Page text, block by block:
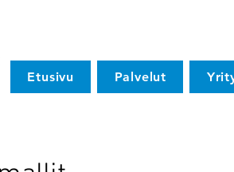
Etusivu Palvelut